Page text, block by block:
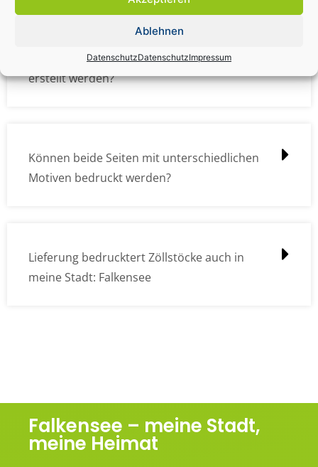
Ablehnen
DatenschutzDatenschutzImpressum
Wie müssen die Druckdateien angelegt /
erstellt werden?
Können beide Seiten mit unterschiedlichen
Motiven bedruckt werden?
Lieferung bedrucktert Zöllstöcke auch in
meine Stadt: Falkensee
Falkensee – meine Stadt,
meine Heimat